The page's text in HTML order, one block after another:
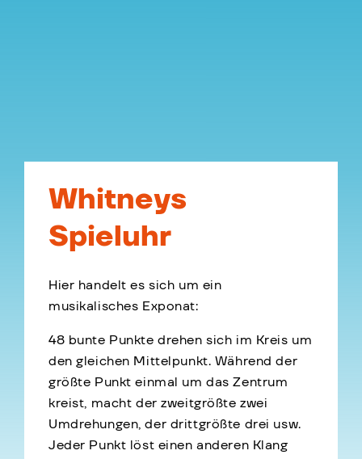
Whitneys
Spieluhr
Hier handelt es sich um ein
musikalisches Exponat:
48 bunte Punkte drehen sich im Kreis um
den gleichen Mittelpunkt. Während der
größte Punkt einmal um das Zentrum
kreist, macht der zweitgrößte zwei
Umdrehungen, der drittgrößte drei usw.
Jeder Punkt löst einen anderen Klang